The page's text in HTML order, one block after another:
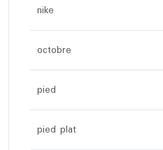
nike
octobre
pied
pied plat